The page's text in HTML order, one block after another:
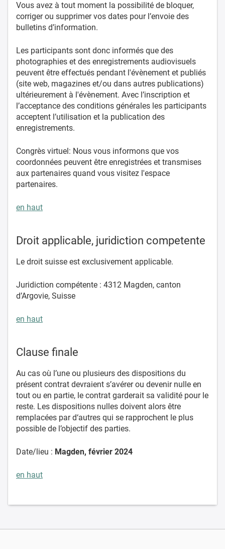
Vous avez à tout moment la possibilité de bloquer,
corriger ou supprimer vos dates pour l’envoie des
bulletins d’information.
Les participants sont donc informés que des
photographies et des enregistrements audiovisuels
peuvent être effectués pendant l'évènement et publiés
(site web, magazines et/ou dans autres publications)
ultérieurement à l'évènement. Avec l’inscription et
l’acceptance des conditions générales les participants
acceptent l’utilisation et la publication des
enregistrements.
Congrès virtuel: Nous vous informons que vos
coordonnées peuvent être enregistrées et transmises
aux partenaires quand vous visitez l'espace
partenaires.
en haut
Droit applicable, juridiction competente
Le droit suisse est exclusivement applicable.
Juridiction compétente : 4312 Magden, canton
d’Argovie, Suisse
en haut
Clause finale
Au cas où l’une ou plusieurs des dispositions du
présent contrat devraient s’avérer ou devenir nulle en
tout ou en partie, le contrat garderait sa validité pour le
reste. Les dispositions nulles doivent alors être
remplacées par d‘autres qui se rapprochent le plus
possible de l’objectif des parties.
Date/lieu : Magden, février 2024
en haut